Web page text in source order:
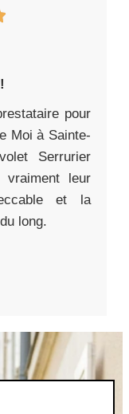
pour
Moi à Sainte-
Serrurier
leur
et la
long.